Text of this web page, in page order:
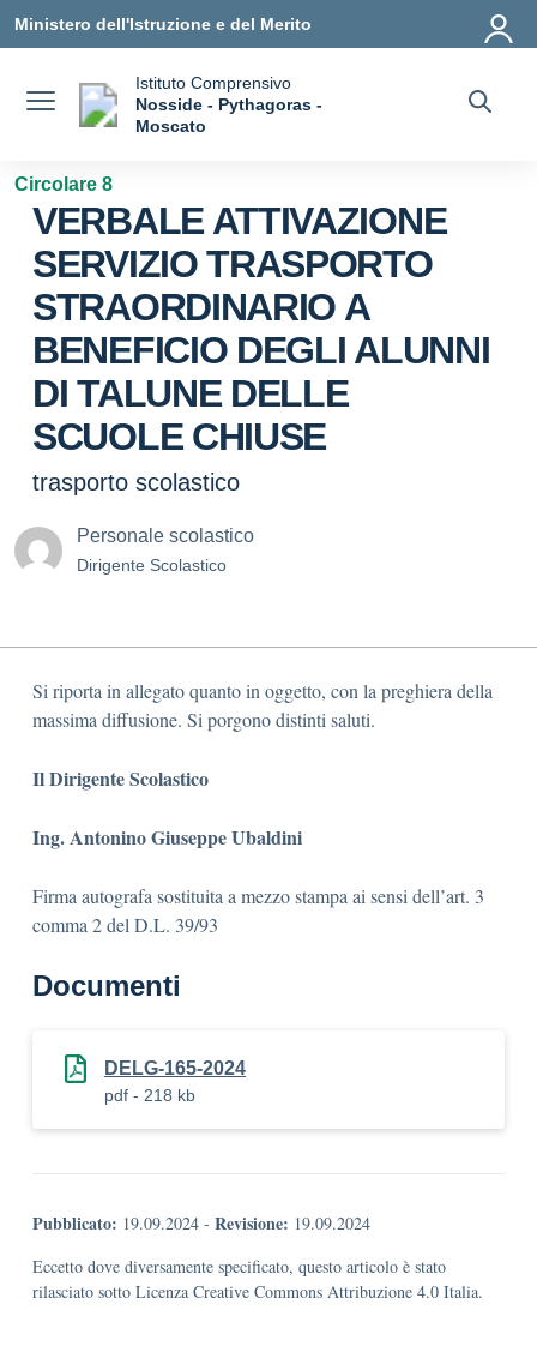
Ministero dell'Istruzione e del Merito
Istituto Comprensivo
Nosside - Pythagoras -
Moscato
Circolare 8
VERBALE ATTIVAZIONE
SERVIZIO TRASPORTO
STRAORDINARIO A
BENEFICIO DEGLI ALUNNI
DI TALUNE DELLE
SCUOLE CHIUSE
trasporto scolastico
Personale scolastico
Dirigente Scolastico
Si riporta in allegato quanto in oggetto, con la preghiera della
massima diffusione. Si porgono distinti saluti.
Il Dirigente Scolastico
Ing. Antonino Giuseppe Ubaldini
Firma autografa sostituita a mezzo stampa ai sensi dell’art. 3
comma 2 del D.L. 39/93
Documenti
DELG-165-2024
pdf - 218 kb
Pubblicato: 19.09.2024 - Revisione: 19.09.2024
Eccetto dove diversamente specificato, questo articolo è stato
rilasciato sotto Licenza Creative Commons Attribuzione 4.0 Italia.